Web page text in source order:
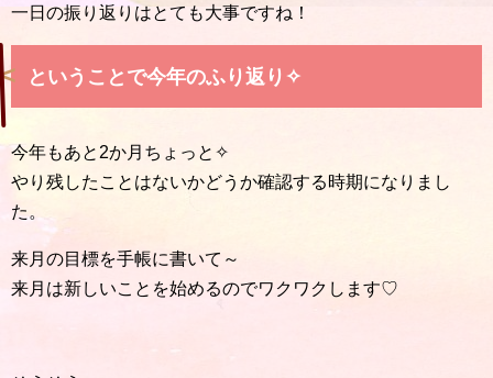
一日の振り返りはとても大事ですね！
ということで今年のふり返り✧
今年もあと2か月ちょっと✧
やり残したことはないかどうか確認する時期になりまし
た。
来月の目標を手帳に書いて～
来月は新しいことを始めるのでワクワクします♡